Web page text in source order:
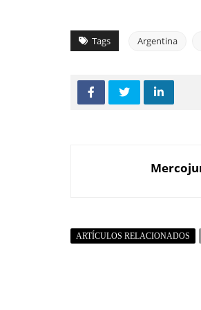
Tags Argentina
ARTÍCULOS RELACIONADOS